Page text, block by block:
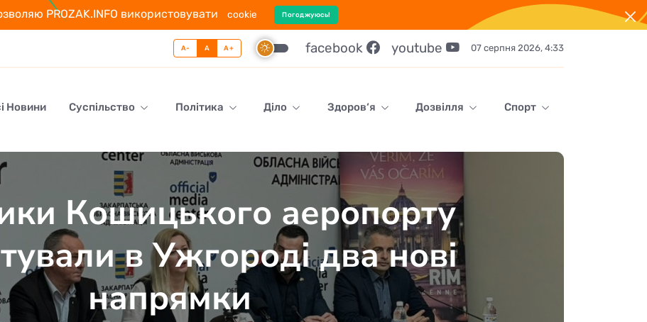
PROZAK.INFO використовувати cookie Погоджуюсь!
A- A A+ facebook youtube 07 серпня 2026, 4:33
Новини Суспільство Політика Діло Здоров‘я Дозвілля Спорт
Кошицького аеропорту
в Ужгороді два нові
напрямки